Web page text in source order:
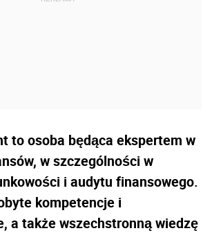
to osoba będąca ekspertem w
w szczególności w
i audytu finansowego.
kompetencje i
a także wszechstronną wiedzę